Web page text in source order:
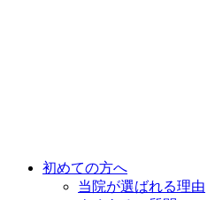
初めての方へ
当院が選ばれる理由